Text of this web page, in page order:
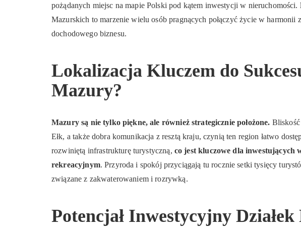
pożądanych miejsc na mapie Polski pod kątem inwestycji w nieruchomości.
Mazurskich to marzenie wielu osób pragnących połączyć życie w harmonii
dochodowego biznesu.
Lokalizacja Kluczem do
Mazury?
Mazury są nie tylko piękne, ale również strategicznie położone.
Ełk, a także dobra komunikacja z resztą kraju, czynią ten region łatwo
rozwiniętą infrastrukturę turystyczną, co jest kluczowe dla inwestujących
rekreacyjnym. Przyroda i spokój przyciągają tu rocznie setki tysięcy
związane z zakwaterowaniem i rozrywką.
Potencjał Inwestycyjny